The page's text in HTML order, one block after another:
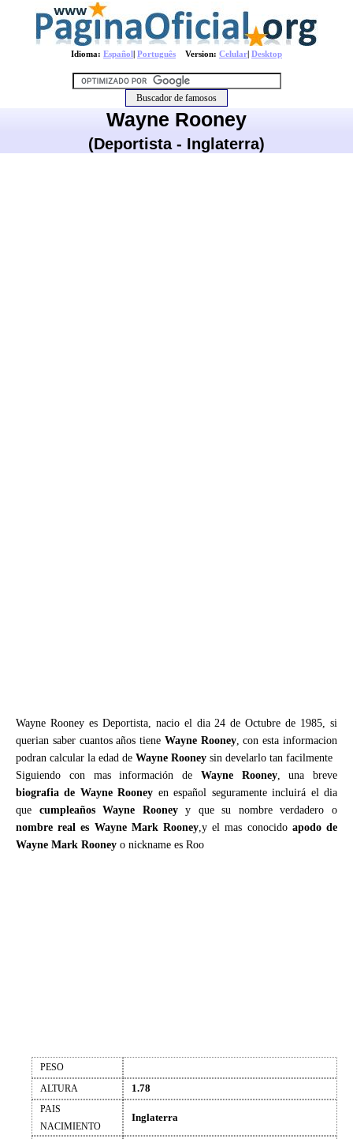
Idioma: Español| Português Version: Celular| Desktop
Wayne Rooney
(Deportista - Inglaterra)
Wayne Rooney es Deportista, nacio el dia 24 de Octubre de 1985, si
querian saber cuantos años tiene Wayne Rooney, con esta informacion
podran calcular la edad de Wayne Rooney sin develarlo tan facilmente
Siguiendo con mas información de Wayne Rooney, una breve
biografia de Wayne Rooney en español seguramente incluirá el dia
que cumpleaños Wayne Rooneyy que su nombre verdadero o
nombre real es Wayne Mark Rooney,y el mas conocido apodo de
Wayne Mark Rooney o nickname es Roo
PESO
ALTURA
1.78
PAIS
NACIMIENTO
Inglaterra